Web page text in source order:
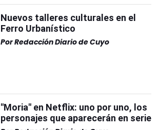
Nuevos talleres culturales en el
Ferro Urbanístico
PorRedacción Diario de Cuyo
"Moria" en Netflix: uno por uno, los
personajes que aparecerán en serie